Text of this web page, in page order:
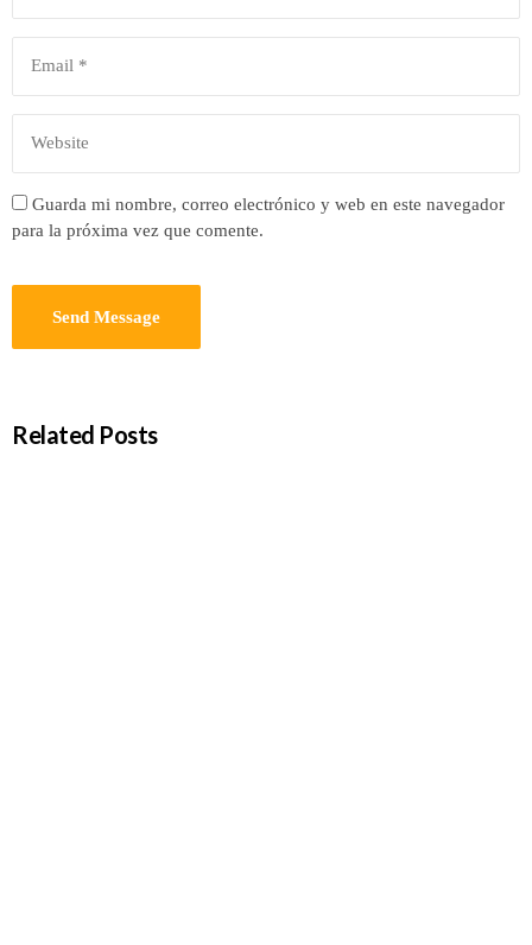
Guarda mi nombre, correo electrónico y web en este navegador
para la próxima vez que comente.
Related Posts